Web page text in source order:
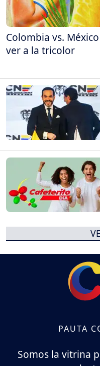
Colombia vs.
ver a la tricolor
PAUTA
Somos la vitrina